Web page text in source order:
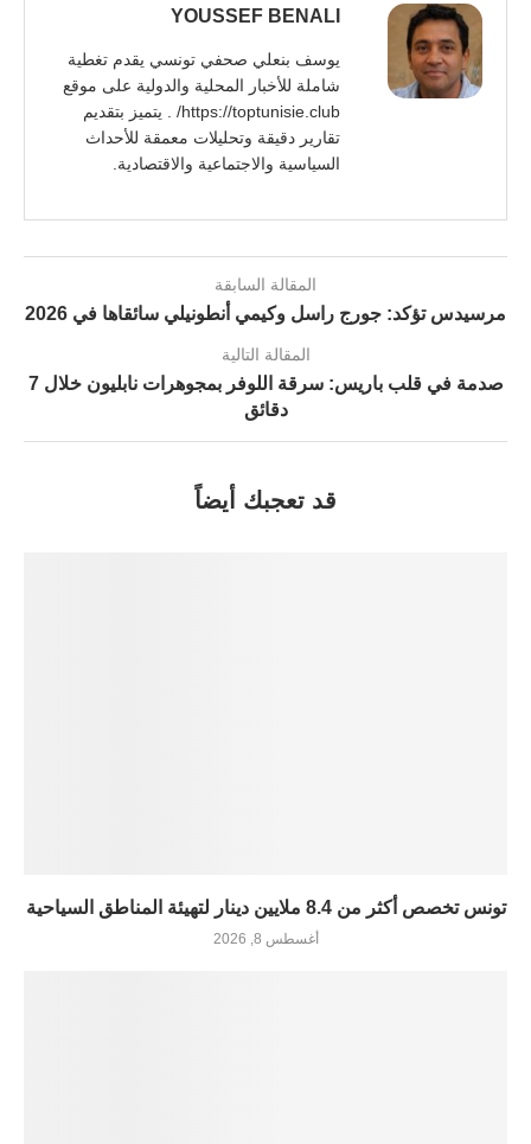
YOUSSEF BENALI
يوسف بنعلي صحفي تونسي يقدم تغطية
شاملة للأخبار المحلية والدولية على موقع
https://toptunisie.club/ . يتميز بتقديم
تقارير دقيقة وتحليلات معمقة للأحداث
السياسية والاجتماعية والاقتصادية.
المقالة السابقة
مرسيدس تؤكد: جورج راسل وكيمي أنطونيلي سائقاها في 2026
المقالة التالية
صدمة في قلب باريس: سرقة اللوفر بمجوهرات نابليون خلال 7
دقائق
قد تعجبك أيضاً
تونس تخصص أكثر من 8.4 ملايين دينار لتهيئة المناطق السياحية
أغسطس 8, 2026